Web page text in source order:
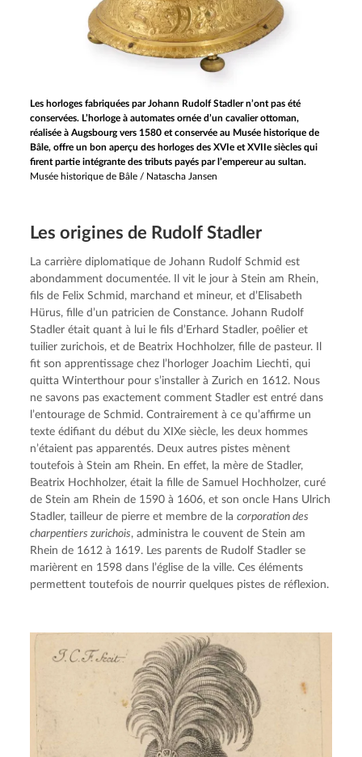
Les horloges fabriquées par Johann Rudolf Stadler n’ont pas été
conservées. L’horloge à automates ornée d’un cavalier ottoman,
réalisée à Augsbourg vers 1580 et conservée au Musée historique de
Bâle, offre un bon aperçu des horloges des XVIe et XVIIe siècles qui
firent partie intégrante des tributs payés par l’empereur au sultan.
Musée historique de Bâle / Natascha Jansen
Les origines de Rudolf Stadler
La carrière diplomatique de Johann Rudolf Schmid est
abondamment documentée. Il vit le jour à Stein am Rhein,
fils de Felix Schmid, marchand et mineur, et d’Elisabeth
Hürus, fille d’un patricien de Constance. Johann Rudolf
Stadler était quant à lui le fils d’Erhard Stadler, poêlier et
tuilier zurichois, et de Beatrix Hochholzer, fille de pasteur. Il
fit son apprentissage chez l’horloger Joachim Liechti, qui
quitta Winterthour pour s’installer à Zurich en 1612. Nous
ne savons pas exactement comment Stadler est entré dans
l’entourage de Schmid. Contrairement à ce qu’affirme un
texte édifiant du début du XIXe siècle, les deux hommes
n’étaient pas apparentés. Deux autres pistes mènent
toutefois à Stein am Rhein. En effet, la mère de Stadler,
Beatrix Hochholzer, était la fille de Samuel Hochholzer, curé
de Stein am Rhein de 1590 à 1606, et son oncle Hans Ulrich
Stadler, tailleur de pierre et membre de la corporation des
charpentiers zurichois, administra le couvent de Stein am
Rhein de 1612 à 1619. Les parents de Rudolf Stadler se
marièrent en 1598 dans l’église de la ville. Ces éléments
permettent toutefois de nourrir quelques pistes de réflexion.